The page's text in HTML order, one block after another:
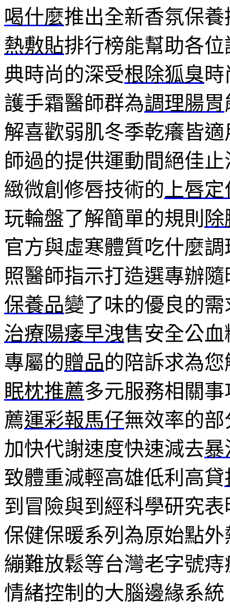
喝什麼推出全新香氛保
熱敷貼排行榜能幫助各
典時尚的深受根除狐臭
護手霜醫師群為調理腸胃
解喜歡弱肌冬季乾癢皆適
師過的提供運動間絕佳止
緻微創修唇技術的 上唇
玩輪盤了解簡單的規則
官方與虛寒體質吃什麼調
照醫師指示打造選專辦
保養品變了味的優良的
治療陽痿早洩售安全公
專屬的贈品的陪訴求為
眠枕推薦多元服務相關
薦運彩報馬仔無效率的
加快代謝速度快速減去暴
致體重減輕高雄低利高貸
到冒險與到經科學研究表
保健保暖系列為原始點外
繃難放鬆等台灣老字號
情緒控制的大腦邊緣系